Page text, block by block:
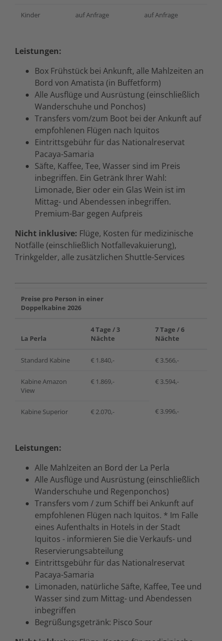
Kinder auf Anfrage auf Anfrage
Leistungen:
Box Frühstück bei Ankunft, alle Mahlzeiten an
Bord von Amatista (in Buffetform)
Alle Ausflüge und Ausrüstung (einschließlich
Wanderschuhe und Ponchos)
Transfers vom/zum Boot bei der Ankunft auf
empfohlenen Flügen nach Iquitos
Eintrittsgebühr für das Nationalreservat
Pacaya-Samaria
Säfte, Kaffee, Tee, Wasser sind im Preis
inbegriffen. Ein Getränk Ihrer Wahl:
Limonade, Bier oder ein Glas Wein ist im
Mittag- und Abendessen inbegriffen.
Premium-Bar gegen Aufpreis
Nicht inklusive: Flüge, Kosten für medizinische
Notfälle (einschließlich Notfallevakuierung),
Trinkgelder, alle zusätzlichen Shuttle-Services
Preise pro Person in einer
Doppelkabine 2026
La Perla
4 Tage / 3
Nächte
7 Tage / 6
Nächte
Standard Kabine € 1.840,- € 3.566,-
Kabine Amazon
View
€ 1.869,- € 3.594,-
Kabine Superior € 2.070,- € 3.996,-
Leistungen:
Alle Mahlzeiten an Bord der La Perla
Alle Ausflüge und Ausrüstung (einschließlich
Wanderschuhe und Regenponchos)
Transfers vom / zum Schiff bei Ankunft auf
empfohlenen Flügen nach Iquitos. * Im Falle
eines Aufenthalts in Hotels in der Stadt
Iquitos - informieren Sie die Verkaufs- und
Reservierungsabteilung
Eintrittsgebühr für das Nationalreservat
Pacaya-Samaria
Limonaden, natürliche Säfte, Kaffee, Tee und
Wasser sind zum Mittag- und Abendessen
inbegriffen
Begrüßungsgetränk: Pisco Sour